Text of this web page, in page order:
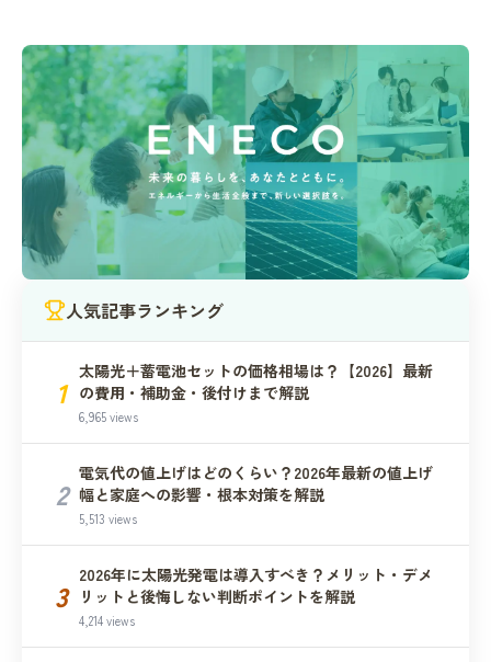
人気記事ランキング
1
太陽光＋蓄電池セットの価格相場は？【2026】最新
の費用・補助金・後付けまで解説
6,965 views
2
電気代の値上げはどのくらい？2026年最新の値上げ
幅と家庭への影響・根本対策を解説
5,513 views
3
2026年に太陽光発電は導入すべき？メリット・デメ
リットと後悔しない判断ポイントを解説
4,214 views